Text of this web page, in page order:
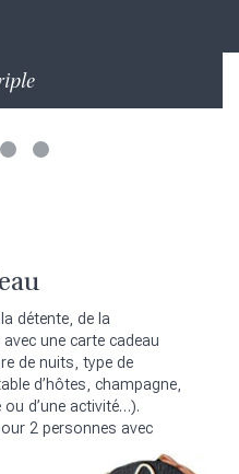
détente, de la
une carte cadeau
de nuits, type de
d’hôtes, champagne,
d’une activité…).
2 personnes avec